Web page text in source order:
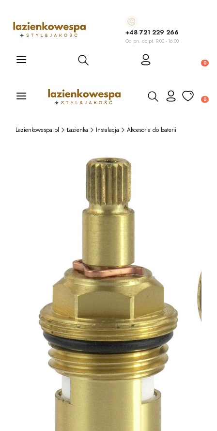
+48 721 229 266
Od pn. do pt. 9.00 - 16.00
Otwórz wyszukiwarkę
Otwórz wyszukiwarkę
Lazienkowespa.pl Łazienka Instalacja Akcesoria do baterii